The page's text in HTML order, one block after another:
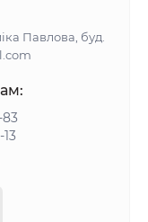
Павлова, буд.